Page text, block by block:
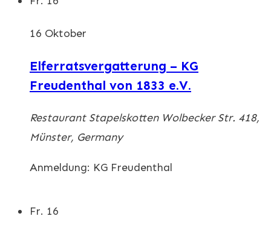
16 Oktober
Elferratsvergatterung – KG
Freudenthal von 1833 e.V.
Restaurant Stapelskotten Wolbecker Str. 418,
Münster, Germany
Anmeldung: KG Freudenthal
Fr. 16